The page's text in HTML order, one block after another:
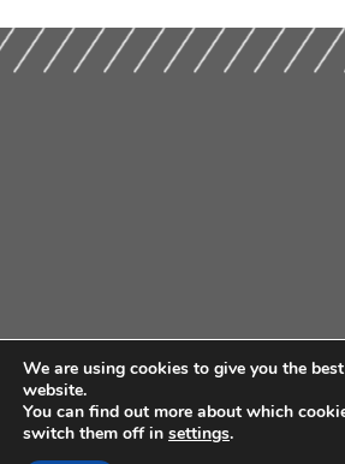
We are using cookies to give you the
website.
You can find out more about which
switch them off in settings.